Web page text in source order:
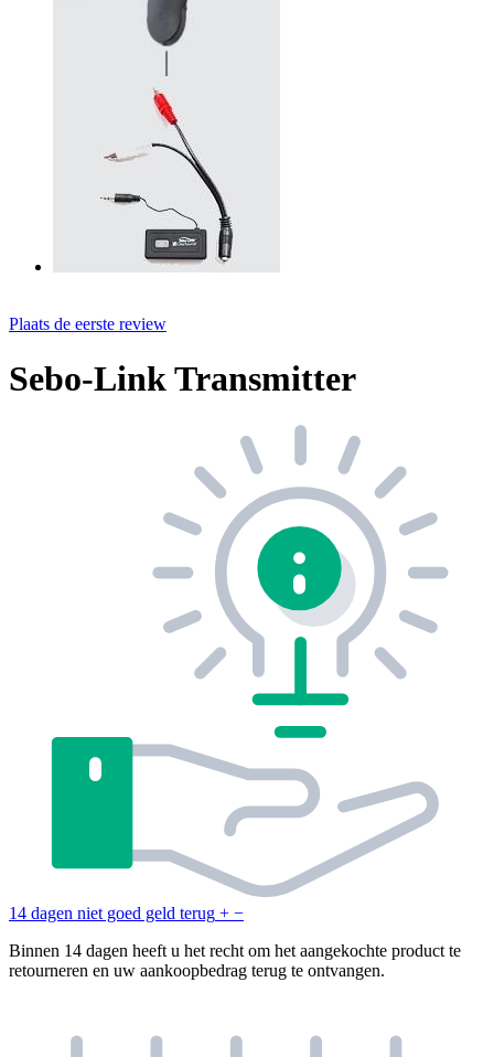
Plaats de eerste review
Sebo-Link Transmitter
14 dagen niet goed geld terug + −
Binnen 14 dagen heeft u het recht om het aangekochte product te
retourneren en uw aankoopbedrag terug te ontvangen.